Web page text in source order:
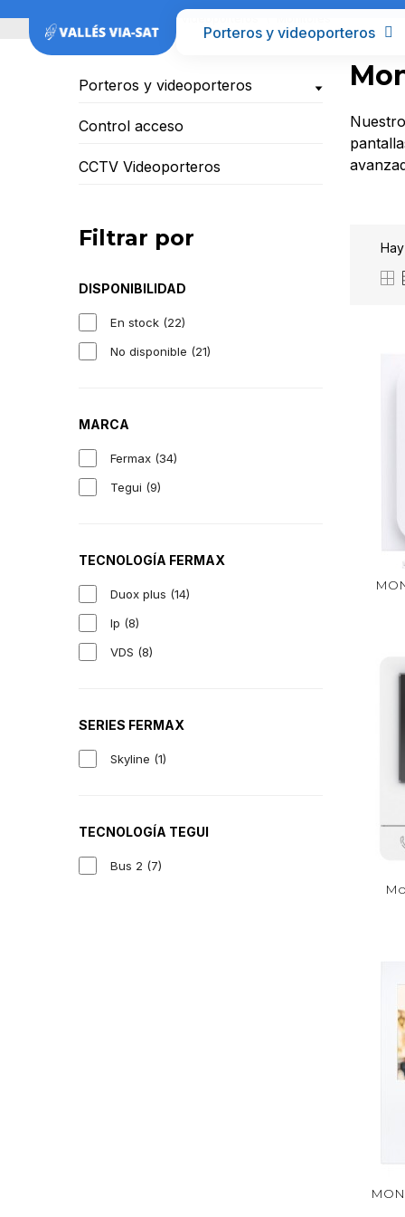
Porteros y videoporteros
Porteros y videoporteros
Porteros y videoporteros
Control acceso
CCTV Videoporteros
Filtrar por
DISPONIBILIDAD
En stock (22)
No disponible (21)
MARCA
Fermax (34)
Tegui (9)
TECNOLOGÍA FERMAX
Duox plus (14)
Ip (8)
VDS (8)
SERIES FERMAX
Skyline (1)
TECNOLOGÍA TEGUI
Bus 2 (7)